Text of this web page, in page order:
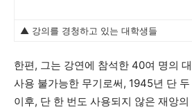
▲ 강의를 경청하고 있는 대학생들
한편, 그는 강연에 참석한 40여 명의
사용 불가능한 무기로써, 1945년 단
이후, 단 한 번도 사용되지 않은 재앙